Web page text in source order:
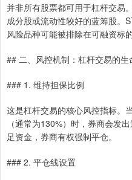
并非所有股票都可用于杠杆交易
成分股或流动性较好的蓝筹股。
风险品种可能被排除在可融资标的
## 二、风控机制：杠杆交易的生
### 1. 维持担保比例
这是杠杆交易的核心风控指标。
（通常为130%）时，券商会发
足资金，券商有权强制平仓。
### 2. 平仓线设置